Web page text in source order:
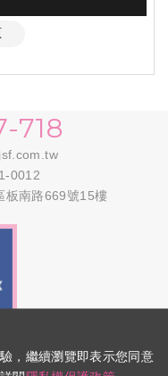
，繼續瀏覽即表示您同意
718
0012
板南路669號15樓